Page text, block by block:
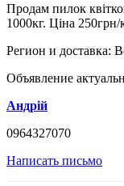
Продам пилок
1000кг. Ціна 250грн/
Регион и доставка:
Объявление
Андрій
0964327070
Написать письмо